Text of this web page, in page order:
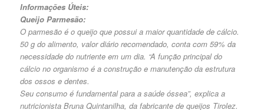
Informações Úteis:
Queijo Parmesão:
O parmesão é o queijo que possui a maior quantidade de cálcio.
50 g do alimento, valor diário recomendado, conta com 59% da
necessidade do nutriente em um dia. “A função principal do
cálcio no organismo é a construção e manutenção da estrutura
dos ossos e dentes.
Seu consumo é fundamental para a saúde óssea”, explica a
nutricionista Bruna Quintanilha, da fabricante de queijos Tirolez.